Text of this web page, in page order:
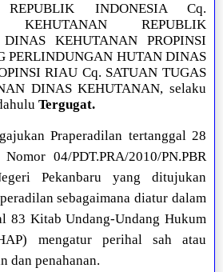
INDONESIA Cq.
KEHUTANAN REPUBLIK
KEHUTANAN PROPINSI
PERLINDUNGAN HUTAN DINAS
RIAU Cq. SATUAN TUGAS
DINAS KEHUTANAN, selaku
Tergugat.
Praperadilan tertanggal 28
04/PDT.PRA/2010/PN.PBR
Pekanbaru yang ditujukan
sebagaimana diatur dalam
83 Kitab Undang-Undang Hukum
mengatur perihal sah atau
dan penahanan.